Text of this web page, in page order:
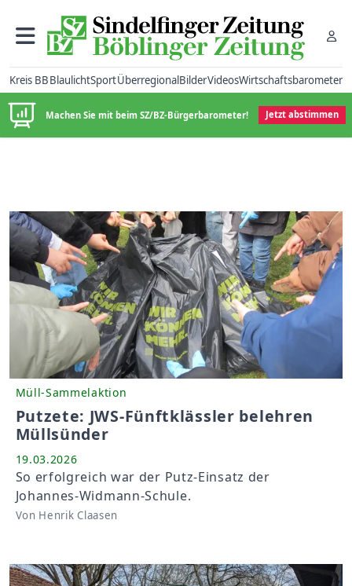
Kreis BBBlaulichtSportÜberregionalBilderVideosWirtschaftsbarometer
Machen Sie mit beim SZ/BZ-Bürgerbarometer! Jetzt abstimmen
Müll-Sammelaktion
Putzete: JWS-Fünftklässler belehren
Müllsünder
19.03.2026
So erfolgreich war der Putz-Einsatz der
Johannes-Widmann-Schule.
Von Henrik Claasen